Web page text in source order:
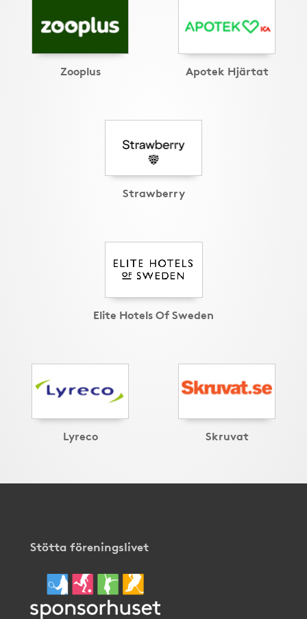
Zooplus Apotek Hjärtat
Strawberry
Elite Hotels Of Sweden
Lyreco Skruvat
Stötta föreningslivet